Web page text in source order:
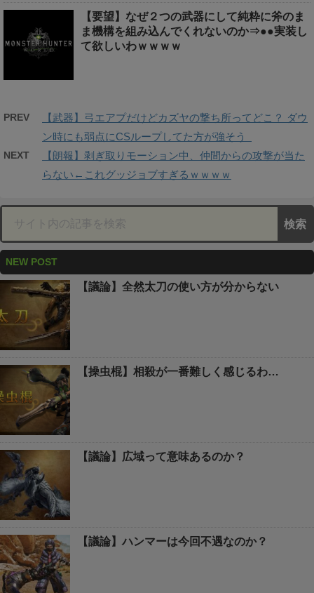
【要望】なぜ２つの武器にして純粋に斧のま
ま機構を組み込んでくれないのか⇒●●実装し
て欲しいわｗｗｗｗ
PREV
【武器】弓エアプだけどカズヤの撃ち所ってどこ？ ダウ
ン時にも弱点にCSループしてた方が強そう
NEXT
【朗報】剥ぎ取りモーション中、仲間からの攻撃が当た
らない←これグッジョブすぎるｗｗｗｗ
NEW POST
【議論】全然太刀の使い方が分からない
【操虫棍】相殺が一番難しく感じるわ…
【議論】広域って意味あるのか？
【議論】ハンマーは今回不遇なのか？